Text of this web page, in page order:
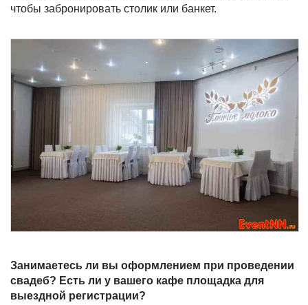
чтобы забронировать столик или банкет.
Занимаетесь ли вы оформлением при проведении
свадеб? Есть ли у вашего кафе площадка для
выездной регистрации?